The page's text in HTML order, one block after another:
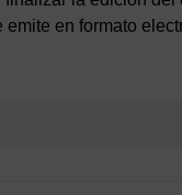
emite en formato